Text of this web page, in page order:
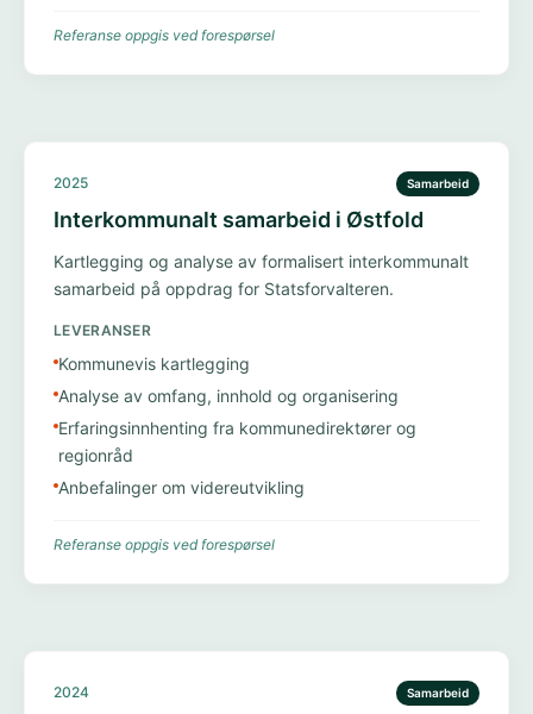
Referanse oppgis ved forespørsel
2025 Samarbeid
Interkommunalt samarbeid i Østfold
Kartlegging og analyse av formalisert interkommunalt
samarbeid på oppdrag for Statsforvalteren.
LEVERANSER
Kommunevis kartlegging
Analyse av omfang, innhold og organisering
Erfaringsinnhenting fra kommunedirektører og
regionråd
Anbefalinger om videreutvikling
Referanse oppgis ved forespørsel
2024 Samarbeid